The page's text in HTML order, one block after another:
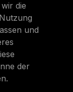
die
und
der